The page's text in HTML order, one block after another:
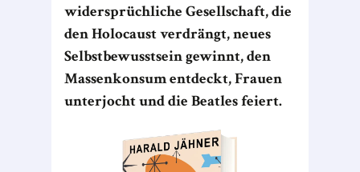
widersprüchliche Gesellschaft, die
den Holocaust verdrängt, neues
Selbstbewusstsein gewinnt, den
Massenkonsum entdeckt, Frauen
unterjocht und die Beatles feiert.